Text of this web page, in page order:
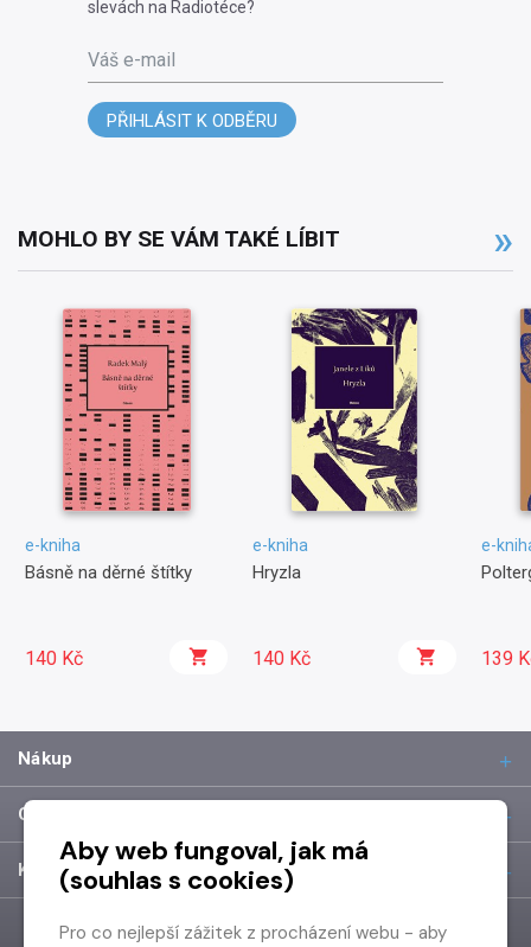
slevách na Radiotéce?
Váš e-mail
PŘIHLÁSIT K ODBĚRU
MOHLO BY SE VÁM TAKÉ LÍBIT
e-kniha
Básně na děrné štítky
140 Kč
e-kniha
Hryzla
140 Kč
e-
139
Nákup
O společnosti
Kontakt
Aby web fungoval, jak má
(souhlas s cookies)
Pro co nejlepší zážitek z procházení webu - aby